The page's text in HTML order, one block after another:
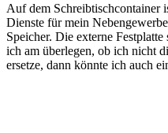
Auf dem Schreibtischcontainer
Dienste für mein
Speicher. Die externe
ich am überlegen, ob ich nicht
ersetze, dann könnte ich auch